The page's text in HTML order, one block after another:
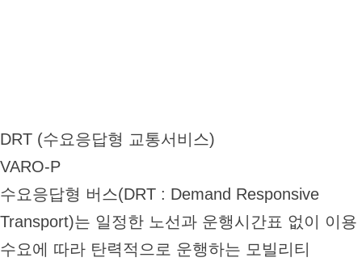
DRT (수요응답형 교통서비스)
VARO-P
수요응답형 버스(DRT : Demand Responsive
Transport)는 일정한 노선과 운행시간표 없이 이용
수요에 따라 탄력적으로 운행하는 모빌리티